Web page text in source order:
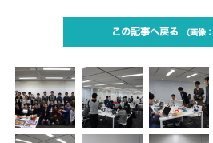
この記事へ戻る